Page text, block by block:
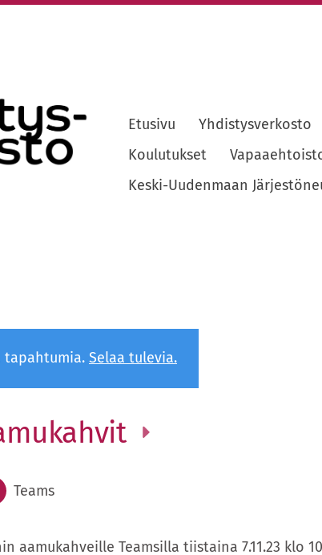
ry
Etusivu Yhdistysverkosto
Koulutukset
Keski-Uudenmaan
tapahtumia. Selaa tulevia.
Teams
aamukahveille Teamsilla tiistaina 7.11.23 klo